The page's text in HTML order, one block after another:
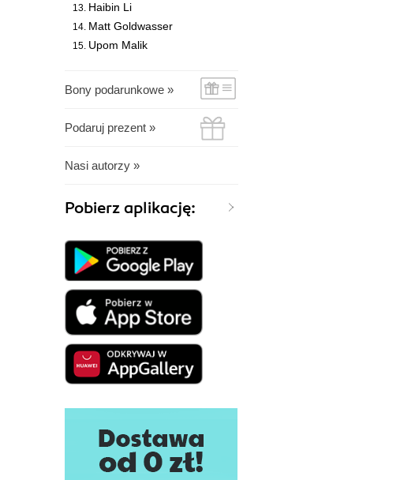
Haibin Li
Matt Goldwasser
Upom Malik
Bony podarunkowe »
Podaruj prezent »
Nasi autorzy »
Pobierz aplikację: